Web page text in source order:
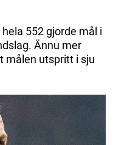
hela 552 gjorde mål i
Ännu mer
målen utspritt i sju